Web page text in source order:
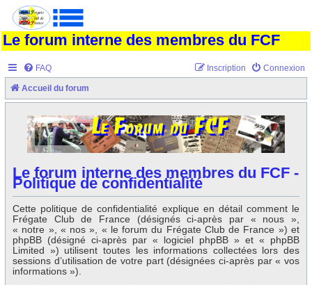
Le forum interne des membres du FCF
FAQ Connexion
Inscription
Accueil du forum
Le forum interne des membres du FCF -
Politique de confidentialité
Cette politique de confidentialité explique en détail comment le
Frégate Club de France (désignés ci-après par « nous »,
« notre », « nos », « le forum du Frégate Club de France ») et
phpBB (désigné ci-après par « logiciel phpBB » et « phpBB
Limited ») utilisent toutes les informations collectées lors des
sessions d’utilisation de votre part (désignées ci-après par « vos
informations »).